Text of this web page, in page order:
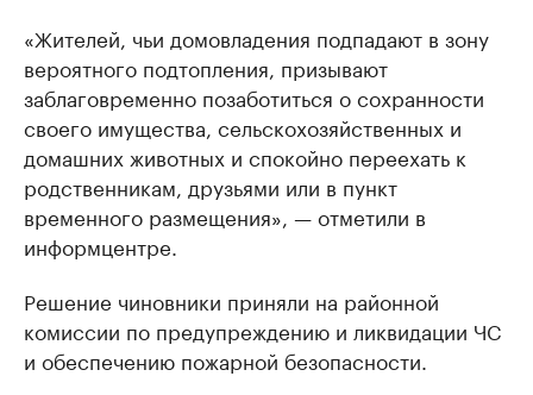
«Жителей, чьи домовладения подпадают в зону
вероятного подтопления, призывают
заблаговременно позаботиться о сохранности
своего имущества, сельскохозяйственных и
домашних животных и спокойно переехать к
родственникам, друзьями или в пункт
временного размещения», — отметили в
информцентре.
Решение чиновники приняли на районной
комиссии по предупреждению и ликвидации ЧС
и обеспечению пожарной безопасности.